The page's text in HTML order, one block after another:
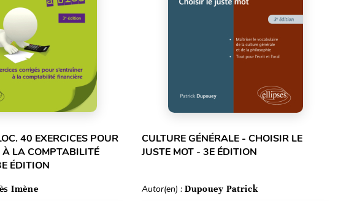
40 EXERCICES POUR
LA COMPTABILITÉ
ÉDITION
Imène
CULTURE GÉNÉRALE - CHOISIR LE
JUSTE MOT - 3E ÉDITION
Autor(en) : Dupouey Patrick